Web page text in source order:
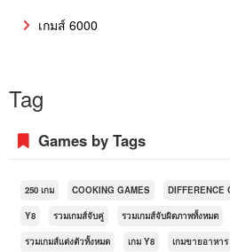
เกมส์ 6000
Tag
Games by Tags
250 เกม COOKING GAMES DIFFERENCE
Y8 รวมเกมส์จับคู่ รวมเกมส์จับผิดภาพทั้งหมด
รวมเกมส์แต่งตัวทั้งหมด เกม Y8 เกมขายอาหาร